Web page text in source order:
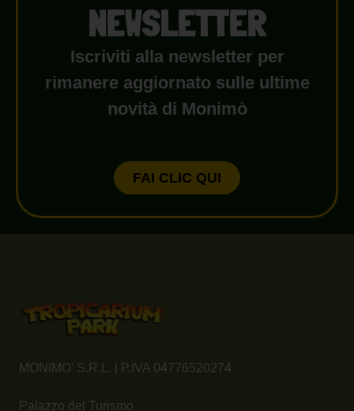
NEWSLETTER
Iscriviti alla newsletter per
rimanere aggiornato sulle ultime
novità di Monimò
FAI CLIC QUI
MONIMO’ S.R.L. | P.IVA 04776520274
Palazzo del Turismo